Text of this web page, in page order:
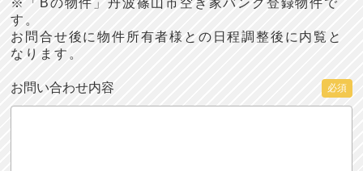
※「Bの物件」丹波篠山市空き家バンク登録物件で
す。
お問合せ後に物件所有者様との日程調整後に内覧と
なります。
お問い合わせ内容 必須